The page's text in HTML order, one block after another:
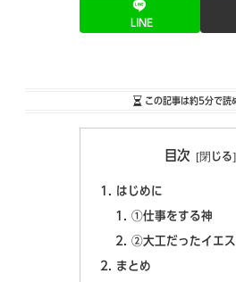
LINE
この記事は約5分で読
目次
はじめに
①仕事をする神
②大工だったイエ
まとめ